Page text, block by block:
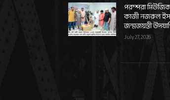
পরম্পরা
কাজী নজরুল
জন্মজয়ন্তী
July 27, 2026